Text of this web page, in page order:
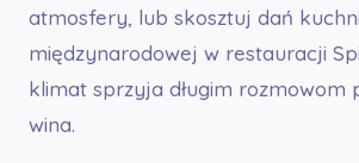
atmosfery, lub skosztuj dań kuchni
międzynarodowej w restauracji
klimat sprzyja długim rozmowom
wina.